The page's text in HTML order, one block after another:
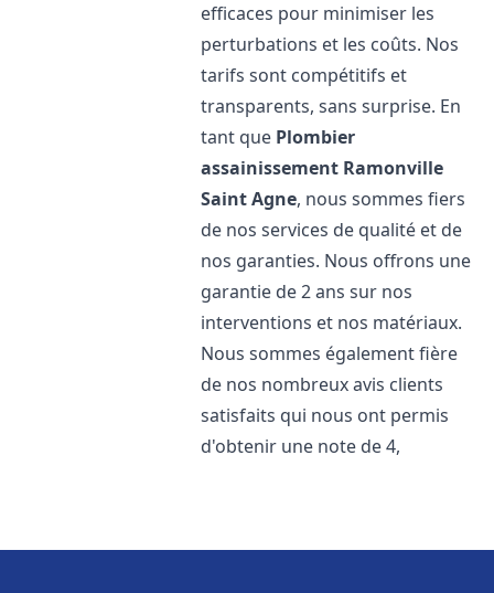
efficaces pour minimiser les
perturbations et les coûts. Nos
tarifs sont compétitifs et
transparents, sans surprise. En
tant que Plombier
assainissement Ramonville
Saint Agne, nous sommes fiers
de nos services de qualité et de
nos garanties. Nous offrons une
garantie de 2 ans sur nos
interventions et nos matériaux.
Nous sommes également fière
de nos nombreux avis clients
satisfaits qui nous ont permis
d'obtenir une note de 4,